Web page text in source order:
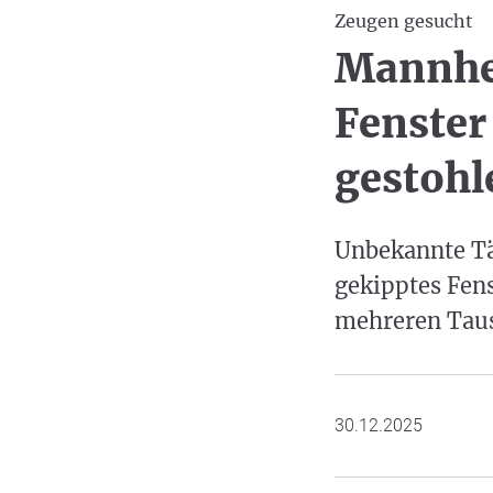
Zeugen gesucht
Unbekannte
gekipptes
mehreren
30.12.2025